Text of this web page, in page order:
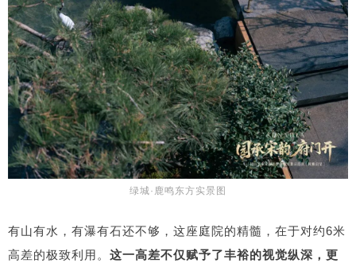
绿城·鹿鸣东方实景图
有山有水，有瀑有石还不够，这座庭院的精髓，在于对约6米
高差的极致利用。 这一高差不仅赋予了丰裕的视觉纵深，更